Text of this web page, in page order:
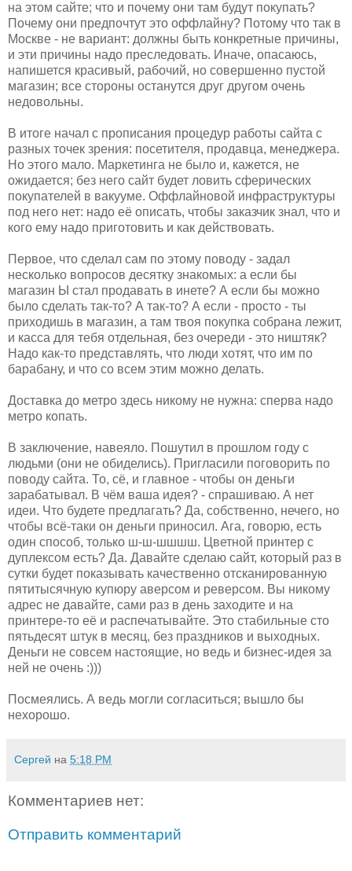
на этом сайте; что и почему они там будут покупать?
Почему они предпочтут это оффлайну? Потому что так в
Москве - не вариант: должны быть конкретные причины,
и эти причины надо преследовать. Иначе, опасаюсь,
напишется красивый, рабочий, но совершенно пустой
магазин; все стороны останутся друг другом очень
недовольны.
В итоге начал с прописания процедур работы сайта с
разных точек зрения: посетителя, продавца, менеджера.
Но этого мало. Маркетинга не было и, кажется, не
ожидается; без него сайт будет ловить сферических
покупателей в вакууме. Оффлайновой инфраструктуры
под него нет: надо её описать, чтобы заказчик знал, что и
кого ему надо приготовить и как действовать.
Первое, что сделал сам по этому поводу - задал
несколько вопросов десятку знакомых: а если бы
магазин Ы стал продавать в инете? А если бы можно
было сделать так-то? А так-то? А если - просто - ты
приходишь в магазин, а там твоя покупка собрана лежит,
и касса для тебя отдельная, без очереди - это ништяк?
Надо как-то представлять, что люди хотят, что им по
барабану, и что со всем этим можно делать.
Доставка до метро здесь никому не нужна: сперва надо
метро копать.
В заключение, навеяло. Пошутил в прошлом году с
людьми (они не обиделись). Пригласили поговорить по
поводу сайта. То, сё, и главное - чтобы он деньги
зарабатывал. В чём ваша идея? - спрашиваю. А нет
идеи. Что будете предлагать? Да, собственно, нечего, но
чтобы всё-таки он деньги приносил. Ага, говорю, есть
один способ, только ш-ш-шшшш. Цветной принтер с
дуплексом есть? Да. Давайте сделаю сайт, который раз в
сутки будет показывать качественно отсканированную
пятитысячную купюру аверсом и реверсом. Вы никому
адрес не давайте, сами раз в день заходите и на
принтере-то её и распечатывайте. Это стабильные сто
пятьдесят штук в месяц, без праздников и выходных.
Деньги не совсем настоящие, но ведь и бизнес-идея за
ней не очень :)))
Посмеялись. А ведь могли согласиться; вышло бы
нехорошо.
Сергей на 5:18 PM
Комментариев нет:
Отправить комментарий